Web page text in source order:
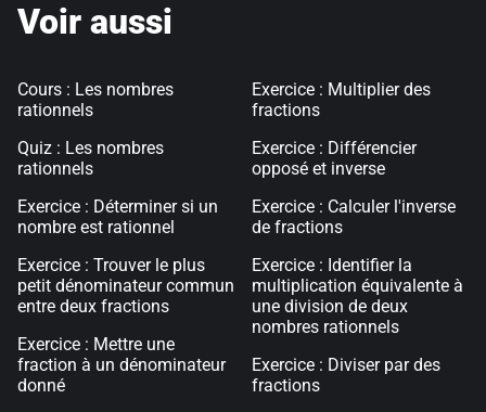
Voir aussi
Cours : Les nombres
rationnels
Quiz : Les nombres
rationnels
Exercice : Déterminer si un
nombre est rationnel
Exercice : Trouver le plus
petit dénominateur commun
entre deux fractions
Exercice : Mettre une
fraction à un dénominateur
donné
Exercice : Multiplier des
fractions
Exercice : Différencier
opposé et inverse
Exercice : Calculer l'inverse
de fractions
Exercice : Identifier la
multiplication équivalente à
une division de deux
nombres rationnels
Exercice : Diviser par des
fractions